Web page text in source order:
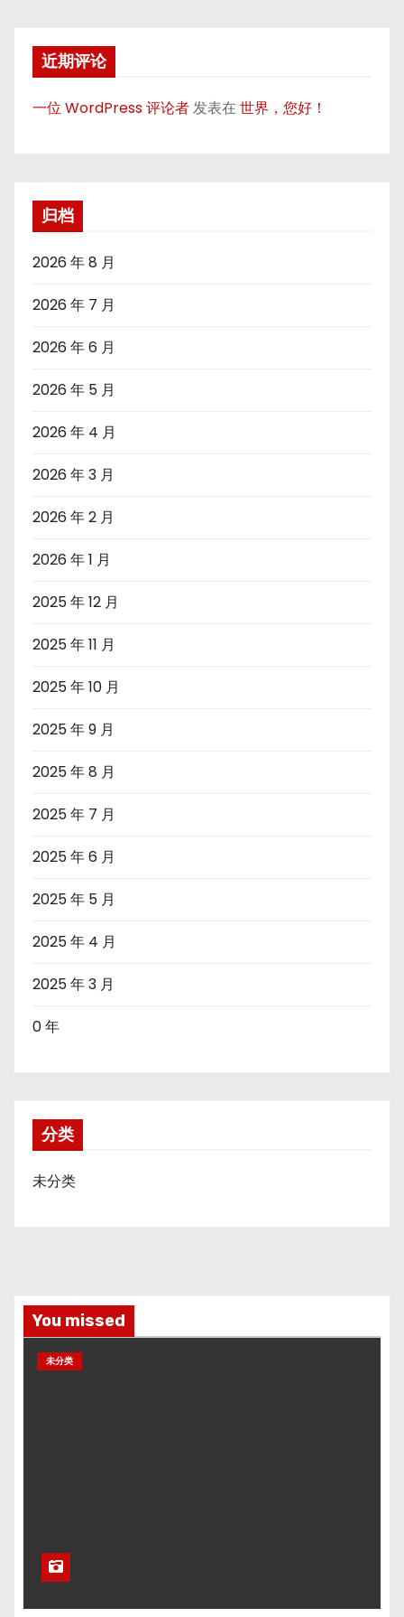
近期评论
一位 WordPress 评论者发表在世界，您好！
归档
2026 年 8 月
2026 年 7 月
2026 年 6 月
2026 年 5 月
2026 年 4 月
2026 年 3 月
2026 年 2 月
2026 年 1 月
2025 年 12 月
2025 年 11 月
2025 年 10 月
2025 年 9 月
2025 年 8 月
2025 年 7 月
2025 年 6 月
2025 年 5 月
2025 年 4 月
2025 年 3 月
0 年
分类
未分类
You missed
未分类